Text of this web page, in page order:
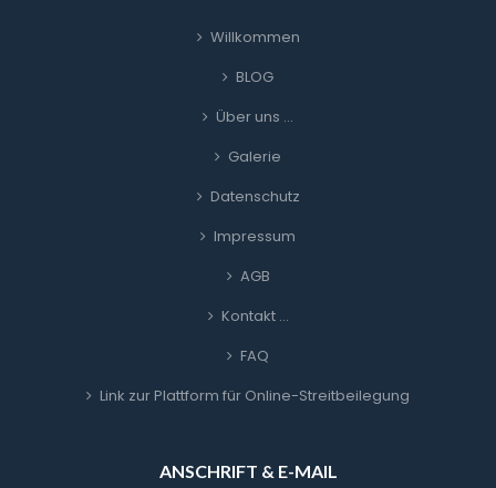
Willkommen
BLOG
Über uns …
Galerie
Datenschutz
Impressum
AGB
Kontakt …
FAQ
Link zur Plattform für Online-Streitbeilegung
ANSCHRIFT & E-MAIL